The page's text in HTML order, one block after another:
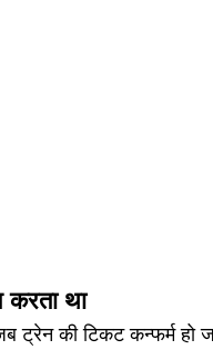
था
ट्रेन की टिकट कन्फर्म हो